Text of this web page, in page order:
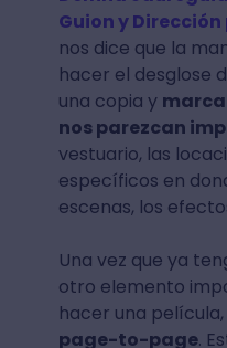
Guion y
nos dice que la
hacer el desglose
una copia y
nos parezcan
vestuario, las
específicos en
escenas, los
Una vez que ya
otro elemento
hacer una
page-to-page.